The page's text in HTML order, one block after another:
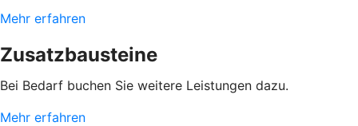
Mehr erfahren
Zusatzbausteine
Bei Bedarf buchen Sie weitere Leistungen dazu.
Mehr erfahren